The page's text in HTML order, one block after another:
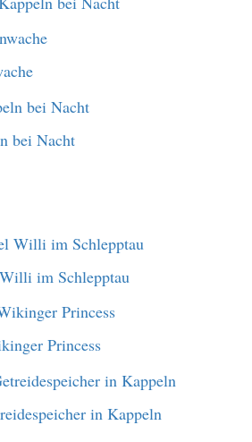
bei Nacht
im Schlepptau
Princess
in Kappeln